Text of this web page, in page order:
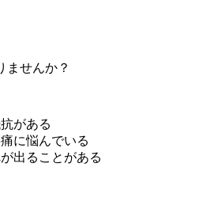
がある
に悩んでいる
出ることがある